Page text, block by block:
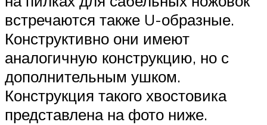
встречаются также U-образные.
Конструктивно они имеют
аналогичную конструкцию, но с
дополнительным ушком.
Конструкция такого хвостовика
представлена на фото ниже.